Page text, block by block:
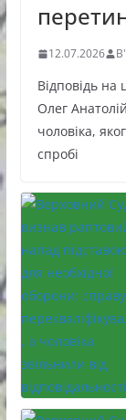
12.07.2026
Відповідь
Олег
чоловіка,
спробі